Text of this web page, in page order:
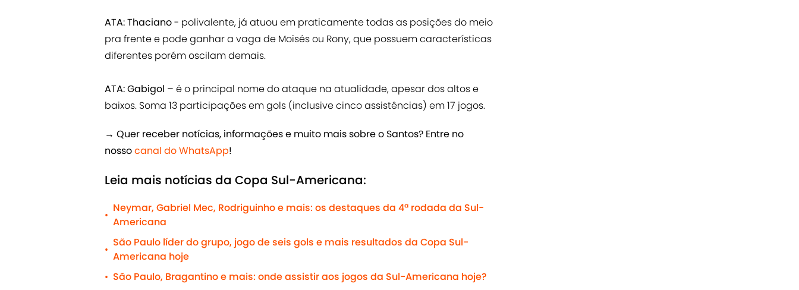
ATA: Thaciano- polivalente, já atuou em praticamente todas as posições do meio
pra frente e pode ganhar a vaga de Moisés ou Rony, que possuem características
diferentes porém oscilam demais.
ATA: Gabigol – é o principal nome do ataque na atualidade, apesar dos altos e
baixos. Soma 13 participações em gols (inclusive cinco assistências) em 17 jogos.
→ Quer receber notícias, informações e muito mais sobre o Santos? Entre no
nossocanal do WhatsApp!
Leia mais notícias da Copa Sul-Americana:
•
Neymar, Gabriel Mec, Rodriguinho e mais: os destaques da 4ª rodada da Sul-
Americana
•
São Paulo líder do grupo, jogo de seis gols e mais resultados da Copa Sul-
Americana hoje
• São Paulo, Bragantino e mais: onde assistir aos jogos da Sul-Americana hoje?